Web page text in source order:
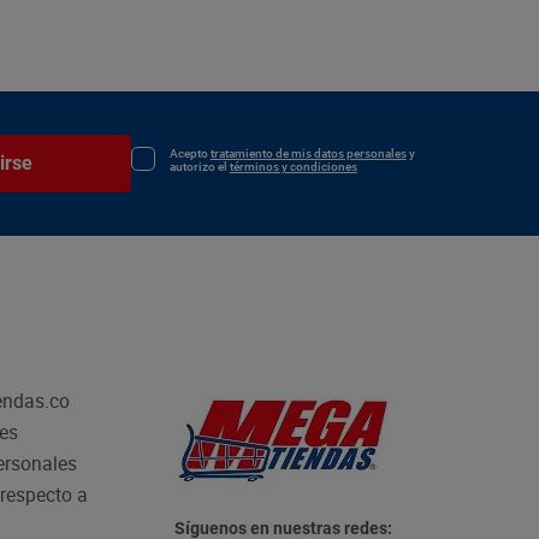
Aceptotratamiento de mis datos personalesy
autorizo el términos y condiciones
a
Síguenos en nuestras redes: